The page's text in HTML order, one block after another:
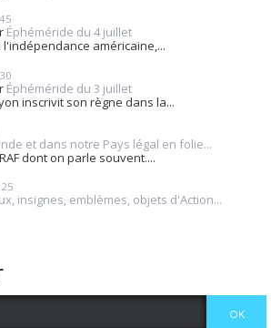
Éphéméride du 4 juillet
l'indépendance américaine,...
Éphéméride du 3 juillet
inscrivit son règne dans la...
et dans notre Pays légal en folie...
dont on parle souvent....
insignes, emblèmes, objets d'Action...